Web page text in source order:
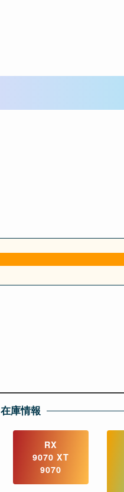
庫情報
RX
9070 XT
9070